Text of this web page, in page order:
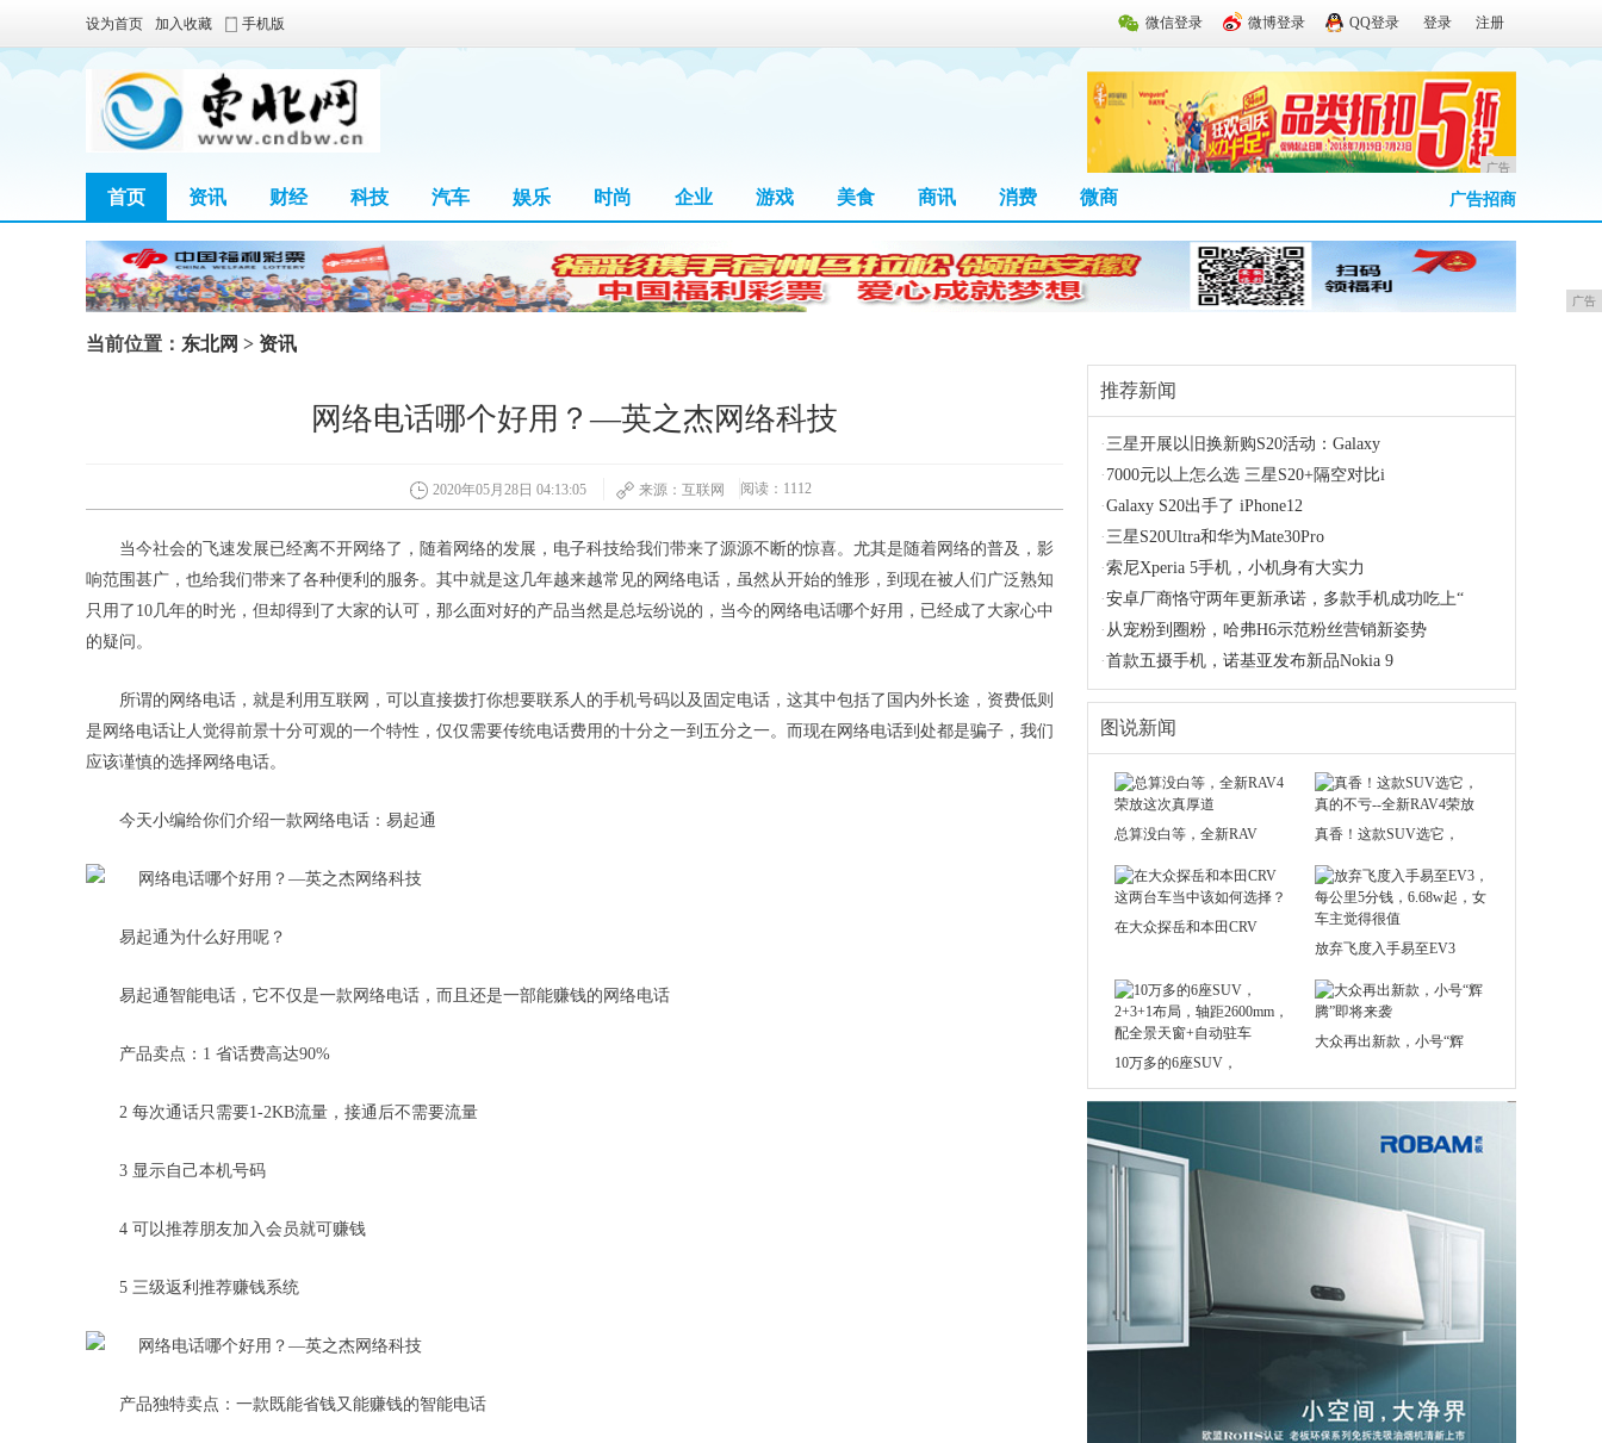
微信登录 微博登录 QQ登录 登录 注册
设为首页 加入收藏 手机版
广告
首页 资讯 财经 科技 汽车 娱乐 时尚 企业 游戏 美食 商讯 消费 微商 广告招商
广告
当前位置： 东北网 > 资讯
网络电话哪个好用？—英之杰网络科技
2020年05月28日 04:13:05 来源：互联网 阅读：1112
当今社会的飞速发展已经离不开网络了，随着网络的发展，电子科技给我们带来了源源不断的惊喜。尤其是随着网络的普及，影
响范围甚广，也给我们带来了各种便利的服务。其中就是这几年越来越常见的网络电话，虽然从开始的雏形，到现在被人们广泛熟知
只用了10几年的时光，但却得到了大家的认可，那么面对好的产品当然是总坛纷说的，当今的网络电话哪个好用，已经成了大家心中
的疑问。
所谓的网络电话，就是利用互联网，可以直接拨打你想要联系人的手机号码以及固定电话，这其中包括了国内外长途，资费低则
是网络电话让人觉得前景十分可观的一个特性，仅仅需要传统电话费用的十分之一到五分之一。而现在网络电话到处都是骗子，我们
应该谨慎的选择网络电话。
今天小编给你们介绍一款网络电话：易起通
易起通为什么好用呢？
易起通智能电话，它不仅是一款网络电话，而且还是一部能赚钱的网络电话
产品卖点：1 省话费高达90%
2 每次通话只需要1-2KB流量，接通后不需要流量
3 显示自己本机号码
4 可以推荐朋友加入会员就可赚钱
5 三级返利推荐赚钱系统
产品独特卖点：一款既能省钱又能赚钱的智能电话
推荐新闻
·三星开展以旧换新购S20活动：Galaxy
· 7000元以上怎么选 三星S20+隔空对比i
·Galaxy S20出手了 iPhone12
·三星S20Ultra和华为Mate30Pro
·索尼Xperia 5手机，小机身有大实力
·安卓厂商恪守两年更新承诺，多款手机成功吃上“
· 从宠粉到圈粉，哈弗H6示范粉丝营销新姿势
·首款五摄手机，诺基亚发布新品Nokia 9
图说新闻
总算没白等，全新RAV 真香！这款SUV选它，
在大众探岳和本田CRV
放弃飞度入手易至EV3
10万多的6座SUV，
大众再出新款，小号“辉